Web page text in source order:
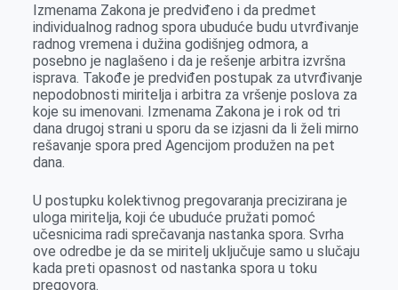
Izmenama Zakona je predviđeno i da predmet
individualnog radnog spora ubuduće budu utvrđivanje
radnog vremena i dužina godišnjeg odmora, a
posebno je naglašeno i da je rešenje arbitra izvršna
isprava. Takođe je predviđen postupak za utvrđivanje
nepodobnosti miritelja i arbitra za vršenje poslova za
koje su imenovani. Izmenama Zakona je i rok od tri
dana drugoj strani u sporu da se izjasni da li želi mirno
rešavanje spora pred Agencijom produžen na pet
dana.
U postupku kolektivnog pregovaranja precizirana je
uloga miritelja, koji će ubuduće pružati pomoć
učesnicima radi sprečavanja nastanka spora. Svrha
ove odredbe je da se miritelj uključuje samo u slučaju
kada preti opasnost od nastanka spora u toku
pregovora.